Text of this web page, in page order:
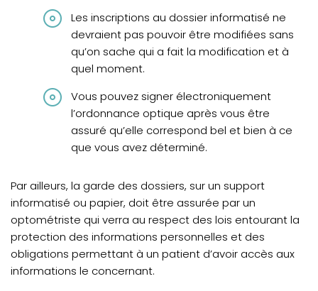
Les inscriptions au dossier informatisé ne
devraient pas pouvoir être modifiées sans
qu’on sache qui a fait la modification et à
quel moment.
Vous pouvez signer électroniquement
l’ordonnance optique après vous être
assuré qu’elle correspond bel et bien à ce
que vous avez déterminé.
Par ailleurs, la garde des dossiers, sur un support
informatisé ou papier, doit être assurée par un
optométriste qui verra au respect des lois entourant la
protection des informations personnelles et des
obligations permettant à un patient d’avoir accès aux
informations le concernant.